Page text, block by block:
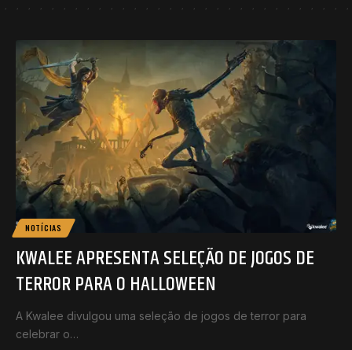
NOTÍCIAS
KWALEE APRESENTA SELEÇÃO DE JOGOS DE
TERROR PARA O HALLOWEEN
A Kwalee divulgou uma seleção de jogos de terror para
celebrar o…